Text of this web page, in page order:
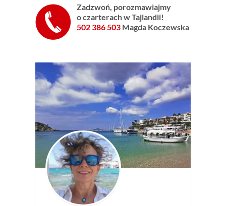
Zadzwoń, porozmawiajmy
o czarterachw Tajlandii!
502 386 503 Magda Koczewska